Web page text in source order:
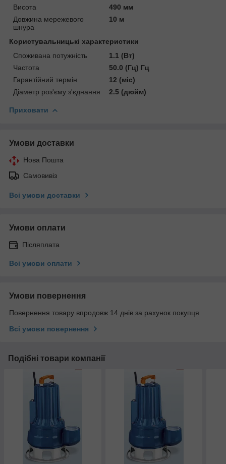
Висота
490 мм
Довжина мережевого
шнура
10 м
Користувальницькі характеристики
Споживана потужність
1.1 (Вт)
Частота
50.0 (Гц) Гц
Гарантійний термін
12 (міс)
Діаметр роз'єму з'єднання
2.5 (дюйм)
Приховати
Умови доставки
Нова Пошта
Самовивіз
Всі умови доставки
Умови оплати
Післяплата
Всі умови оплати
Умови повернення
Повернення товару впродовж 14 днів за рахунок покупця
Всі умови повернення
Подібні товари компанії